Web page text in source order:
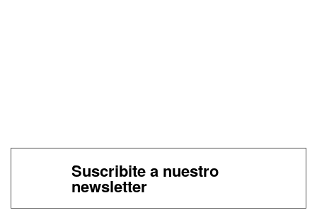
Suscribite a nuestro
newsletter